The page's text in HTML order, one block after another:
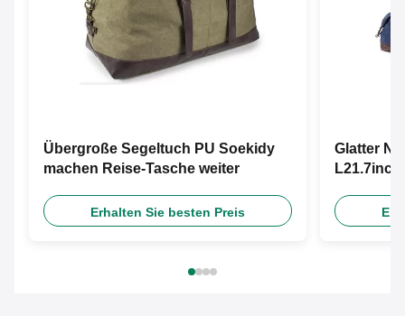
Übergroße Segeltuch PU Soekidy
machen Reise-Tasche weiter
Erhalten Sie besten Preis
Glatter